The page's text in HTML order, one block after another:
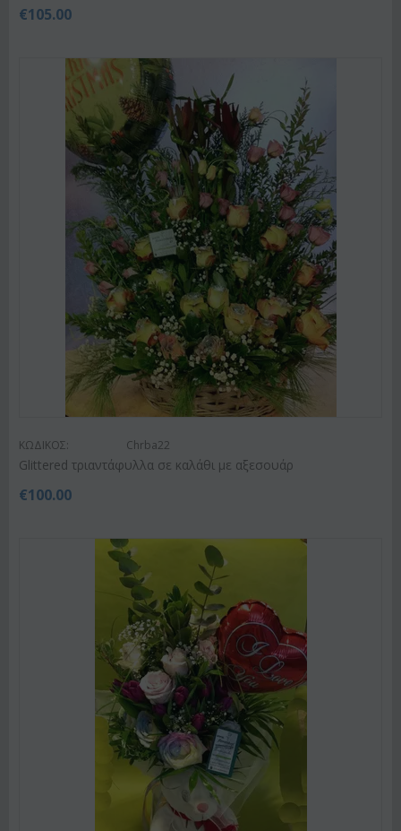
€105.00
ΚΩΔΙΚΟΣ: Chrba22
Glittered τριαντάφυλλα σε καλάθι με αξεσουάρ
€100.00